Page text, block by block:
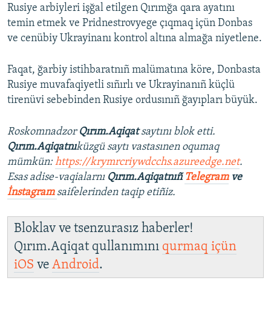
Rusiye arbiyleri işğal etilgen Qırımğa qara ayatını
temin etmek ve Pridnestrovyege çıqmaq içün Donbas
ve cenübiy Ukrayinanı kontrol altına almağa niyetlene.
Faqat, ğarbiy istihbaratnıñ malümatına köre, Donbasta
Rusiye muvafaqiyetli sıñırlı ve Ukrayinanıñ küçlü
tirenüvi sebebinden Rusiye ordusınıñ ğayıpları büyük.
Roskomnadzor Qırım.Aqiqatsaytını blok etti.
Qırım.Aqiqatnıküzgü saytı vastasınen oqumaq
mümkün:https://krymrcriywdcchs.azureedge.net.
Esas adise-vaqialarnı Qırım.Aqiqatnıñ Telegramve
İnstagram saifelerinden taqip etiñiz.
Bloklav ve tsenzurasız haberler!
Qırım.Aqiqat qullanımını qurmaq içün
iOS ve Android.